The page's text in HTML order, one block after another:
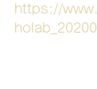
https://